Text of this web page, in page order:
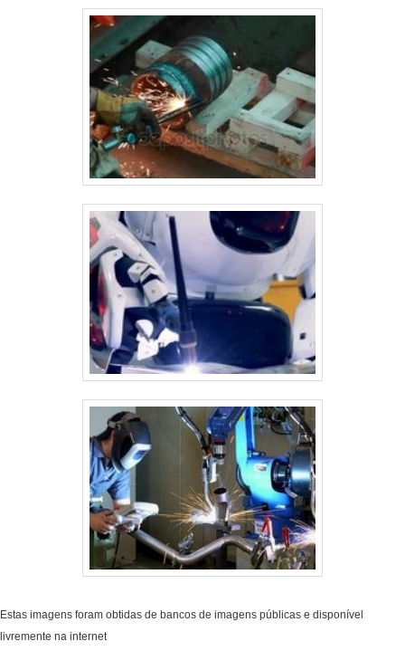
Estas imagens foram obtidas de bancos de imagens públicas e disponível
livremente na internet